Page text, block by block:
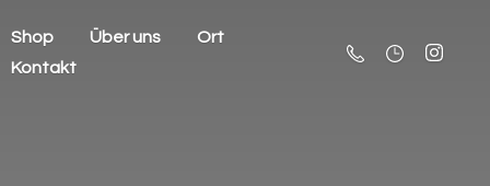
Shop Über uns
Ort
Kontakt